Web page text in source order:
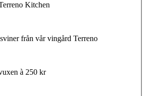
Kitchen
från vår vingård Terreno
à 250 kr